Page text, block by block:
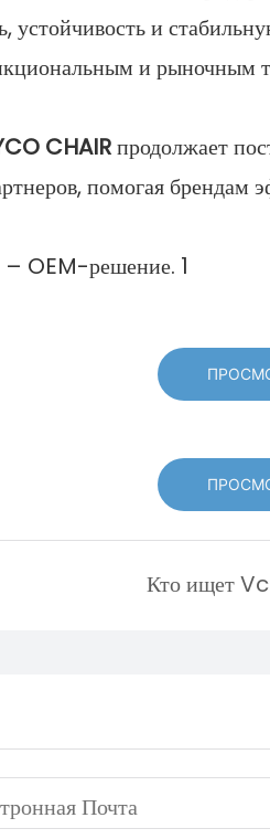
устойчивость и
и рыночным
CHAIRпродолжает
помогая брендам
Кто ищет
Почта